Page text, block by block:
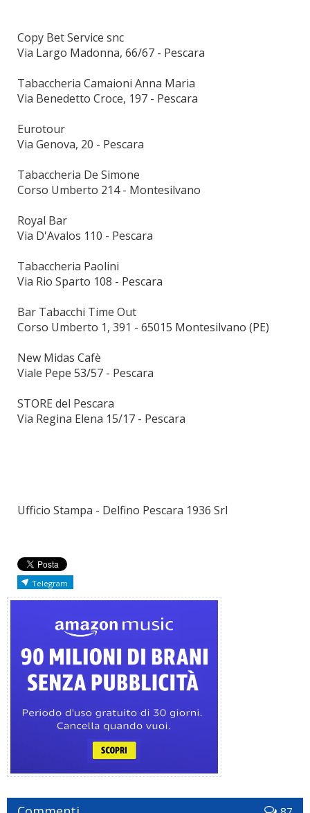
Copy Bet Service snc
Via Largo Madonna, 66/67 - Pescara
Tabaccheria Camaioni Anna Maria
Via Benedetto Croce, 197 - Pescara
Eurotour
Via Genova, 20 - Pescara
Tabaccheria De Simone
Corso Umberto 214 - Montesilvano
Royal Bar
Via D'Avalos 110 - Pescara
Tabaccheria Paolini
Via Rio Sparto 108 - Pescara
Bar Tabacchi Time Out
Corso Umberto 1, 391 - 65015 Montesilvano (PE)
New Midas Cafè
Viale Pepe 53/57 - Pescara
STORE del Pescara
Via Regina Elena 15/17 - Pescara
Ufficio Stampa - Delfino Pescara 1936 Srl
Telegram